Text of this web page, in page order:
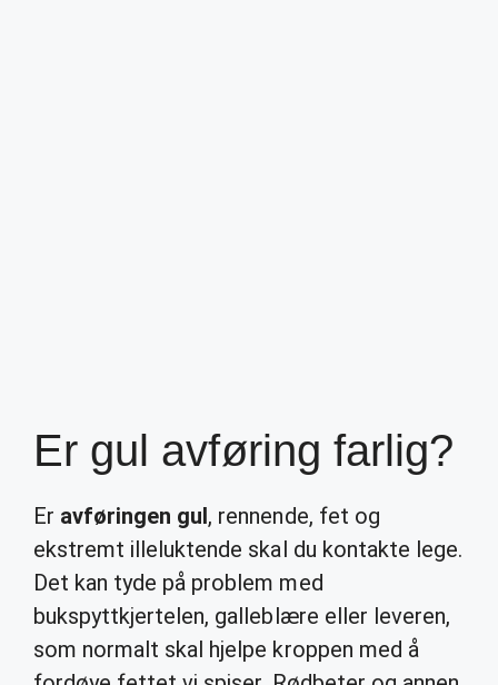
Er gul avføring farlig?
Er avføringen gul, rennende, fet og
ekstremt illeluktende skal du kontakte lege.
Det kan tyde på problem med
bukspyttkjertelen, galleblære eller leveren,
som normalt skal hjelpe kroppen med å